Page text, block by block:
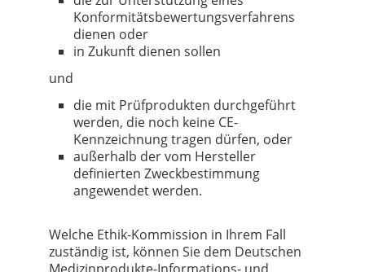
Konformitätsbewertungsverfahrens
dienen oder
in Zukunft dienen sollen
und
die mit Prüfprodukten durchgeführt
werden, die noch keine CE-
Kennzeichnung tragen dürfen, oder
außerhalb der vom Hersteller
definierten Zweckbestimmung
angewendet werden.
Welche Ethik-Kommission in Ihrem Fall
zuständig ist, können Sie dem Deutschen
Medizinprodukte-Informations- und